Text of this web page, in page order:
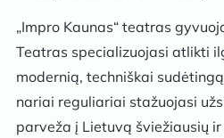
„Impro Kaunas“ teatras
Teatras specializuojasi atlikti
modernią, techniškai
nariai reguliariai stažuojasi
parveža į Lietuvą šviežiausių